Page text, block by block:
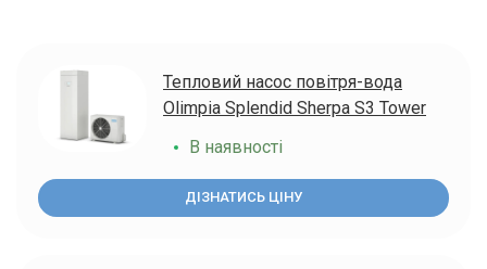
Тепловий насос повітря-вода
Olimpia Splendid Sherpa S3 Tower
В наявності
ДІЗНАТИСЬ ЦІНУ